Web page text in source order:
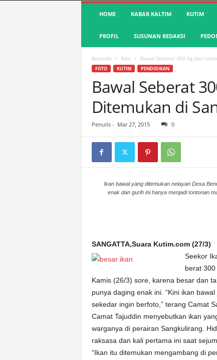
S
a
HOME KABAR KALTIM KUTIM
PROFIL SUSUNAN REDAKSI
Beranda foto Bawal Seberat 300 Kg dan
FOTO KUTIM PENDIDIKAN
Bawal Seberat
Ditemukan di
Penulis - Mar 27, 2015 0
Ikan bawal yang ditemukan nelayan Desa
enak dan gurih ini hanya menjadi tontonan
SANGATTA,Suara Kutim.com (27/3)
Seekor
berat
Kamis (26/3) sore, karena besar dan
punya daging enak ini. “Kini ikan
sekedar ingin berfoto,” terang Camat
Camat Tajuddin menyebutkan ikan
warganya di perairan Sangkulirang.
raksasa dan kali pertama ini saat
“Ikan itu ditemukan mengambang di